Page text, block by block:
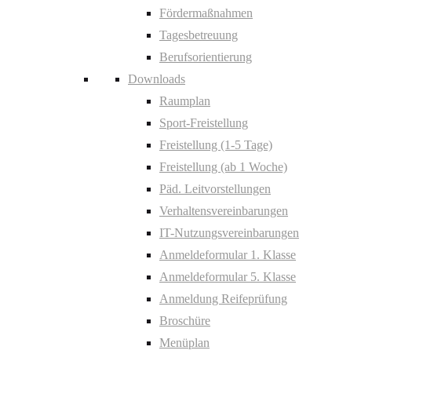
Fördermaßnahmen
Tagesbetreuung
Berufsorientierung
Downloads
Raumplan
Sport-Freistellung
Freistellung (1-5 Tage)
Freistellung (ab 1 Woche)
Päd. Leitvorstellungen
Verhaltensvereinbarungen
IT-Nutzungsvereinbarungen
Anmeldeformular 1. Klasse
Anmeldeformular 5. Klasse
Anmeldung Reifeprüfung
Broschüre
Menüplan